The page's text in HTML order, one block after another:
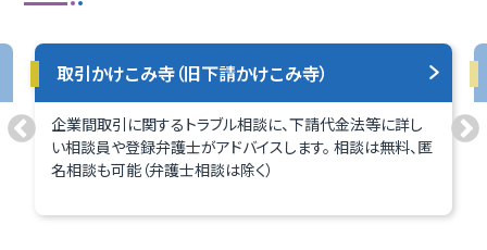
取引かけこみ寺（旧下請かけこみ寺）
企業間取引に関するトラブル相談に、下請代金法等に詳し
い相談員や登録弁護士がアドバイスします。 相談は無料、匿
名相談も可能（弁護士相談は除く）